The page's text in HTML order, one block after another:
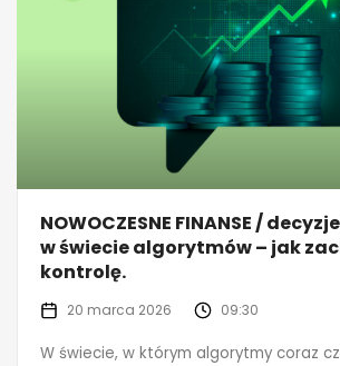
NOWOCZESNE FINANSE /
w świecie algorytmów – jak
kontrolę.
20 marca 2026 09:30
W świecie, w którym algorytmy coraz